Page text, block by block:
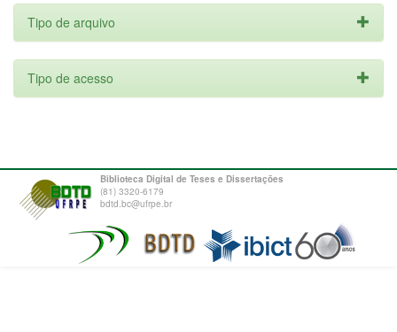
Tipo de arquivo
Tipo de acesso
Biblioteca Digital de Teses e Dissertações
(81) 3320-6179
bdtd.bc@ufrpe.br